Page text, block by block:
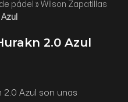
pádel » Wilson Zapatillas
2.0 Azul
2.0 Azul son unas